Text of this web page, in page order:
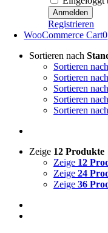
Registrieren
WooCommerce Cart0
Sortieren nach
Sortieren nach
Sortieren nach
Sortieren nach
Sortieren nach
Sortieren nach
Zeige 12 Produkte
Zeige 12
Zeige 24
Zeige 36